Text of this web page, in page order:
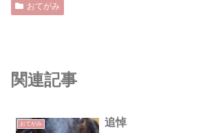
おてがみ
関連記事
おてがみ 追悼